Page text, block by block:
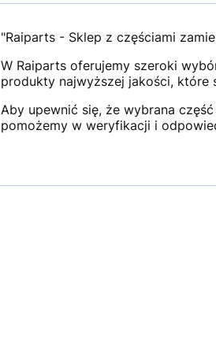
"Raiparts - Sklep z częściami
W Raiparts oferujemy szeroki
produkty najwyższej jakości, które
Aby upewnić się, że wybrana
pomożemy w weryfikacji i